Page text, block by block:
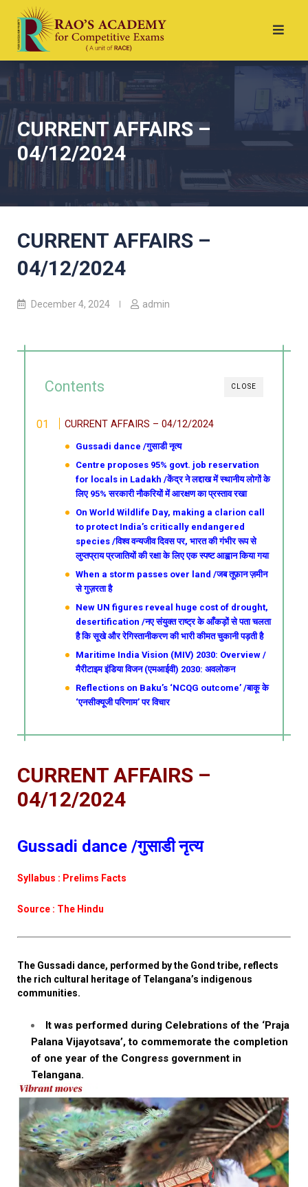
CURRENT AFFAIRS –
04/12/2024
CURRENT AFFAIRS –
04/12/2024
December 4, 2024 admin
CLOSE
Contents
CURRENT AFFAIRS – 04/12/2024
Gussadi dance /गुसाडी नृत्य
Centre proposes 95% govt. job reservation
for locals in Ladakh /केंद्र ने लद्दाख में स्थानीय लोगों के
लिए 95% सरकारी नौकरियों में आरक्षण का प्रस्ताव रखा
On World Wildlife Day, making a clarion call
to protect India’s critically endangered
species /विश्व वन्यजीव दिवस पर, भारत की गंभीर रूप से
लुप्तप्राय प्रजातियों की रक्षा के लिए एक स्पष्ट आह्वान किया गया
When a storm passes over land /जब तूफ़ान ज़मीन
से गुज़रता है
New UN figures reveal huge cost of drought,
desertification /नए संयुक्त राष्ट्र के आँकड़ों से पता चलता
है कि सूखे और रेगिस्तानीकरण की भारी कीमत चुकानी पड़ती है
Maritime India Vision (MIV) 2030: Overview /
मैरीटाइम इंडिया विजन (एमआईवी) 2030: अवलोकन
Reflections on Baku’s ‘NCQG outcome’ /बाकू के
‘एनसीक्यूजी परिणाम’ पर विचार
CURRENT AFFAIRS –
04/12/2024
Gussadi dance /गुसाडी नृत्य
Syllabus : Prelims Facts
Source : The Hindu
The Gussadi dance, performed by the Gond tribe, reflects
the rich cultural heritage of Telangana’s indigenous
communities.
It was performed during Celebrations of the ‘Praja
Palana Vijayotsava’, to commemorate the completion
of one year of the Congress government in
Telangana.